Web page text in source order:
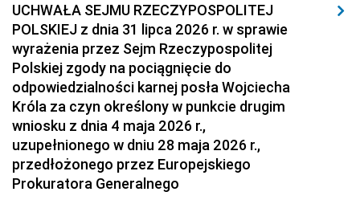
UCHWAŁA SEJMU RZECZYPOSPOLITEJ
POLSKIEJ z dnia 31 lipca 2026 r. w sprawie
wyrażenia przez Sejm Rzeczypospolitej
Polskiej zgody na pociągnięcie do
odpowiedzialności karnej posła Wojciecha
Króla za czyn określony w punkcie drugim
wniosku z dnia 4 maja 2026 r.,
uzupełnionego w dniu 28 maja 2026 r.,
przedłożonego przez Europejskiego
Prokuratora Generalnego